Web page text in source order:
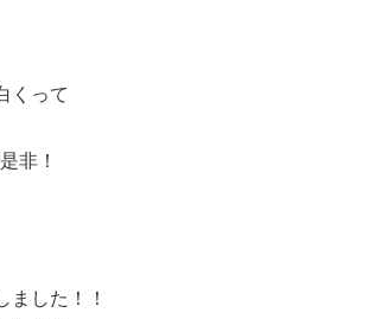
くって
非！
した！！